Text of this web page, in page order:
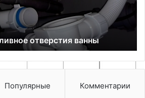
ванны
охраны
Сердце
бюджетной
охранной
системы
геркон
25.04.2026
Физика
охраны
геркон
Популярные Комментарии